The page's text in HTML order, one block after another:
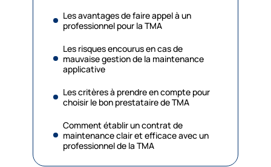
Les avantages de faire appel à un
professionnel pour la TMA
Les risques encourus en cas de
mauvaise gestion de la maintenance
applicative
Les critères à prendre en compte pour
choisir le bon prestataire de TMA
Comment établir un contrat de
maintenance clair et efficace avec un
professionnel de la TMA